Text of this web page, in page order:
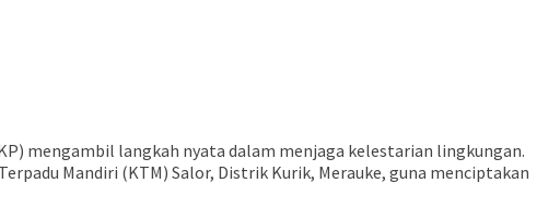
mengambil langkah nyata dalam menjaga kelestarian lingkungan.
Mandiri (KTM) Salor, Distrik Kurik, Merauke, guna menciptakan